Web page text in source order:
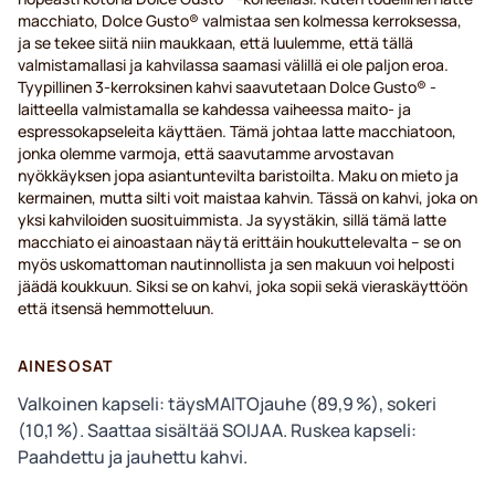
macchiato, Dolce Gusto® valmistaa sen kolmessa kerroksessa,
ja se tekee siitä niin maukkaan, että luulemme, että tällä
valmistamallasi ja kahvilassa saamasi välillä ei ole paljon eroa.
Tyypillinen 3-kerroksinen kahvi saavutetaan Dolce Gusto® -
laitteella valmistamalla se kahdessa vaiheessa maito- ja
espressokapseleita käyttäen. Tämä johtaa latte macchiatoon,
jonka olemme varmoja, että saavutamme arvostavan
nyökkäyksen jopa asiantuntevilta baristoilta. Maku on mieto ja
kermainen, mutta silti voit maistaa kahvin. Tässä on kahvi, joka on
yksi kahviloiden suosituimmista. Ja syystäkin, sillä tämä latte
macchiato ei ainoastaan näytä erittäin houkuttelevalta – se on
myös uskomattoman nautinnollista ja sen makuun voi helposti
jäädä koukkuun. Siksi se on kahvi, joka sopii sekä vieraskäyttöön
että itsensä hemmotteluun.
AINESOSAT
Valkoinen kapseli: täysMAITOjauhe (89,9 %), sokeri
(10,1 %). Saattaa sisältää SOIJAA. Ruskea kapseli:
Paahdettu ja jauhettu kahvi.